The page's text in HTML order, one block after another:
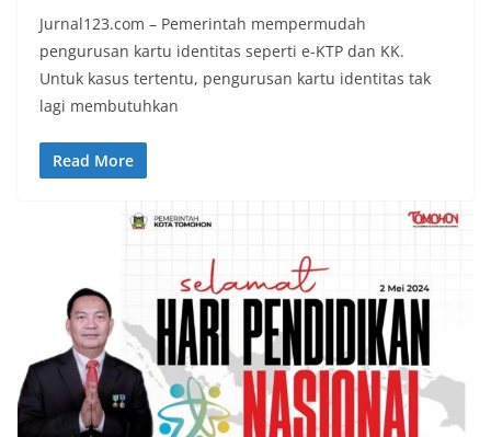
Jurnal123.com – Pemerintah mempermudah
pengurusan kartu identitas seperti e-KTP dan KK.
Untuk kasus tertentu, pengurusan kartu identitas tak
lagi membutuhkan
Read More